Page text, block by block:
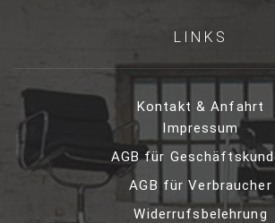
LINKS
Kontakt & Anfahrt
Impressum
AGB für
AGB für Verbraucher
Widerrufsbelehrung